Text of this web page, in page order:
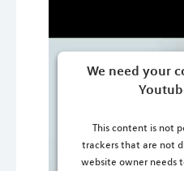
We need your
This content is not
trackers that are not
website owner needs